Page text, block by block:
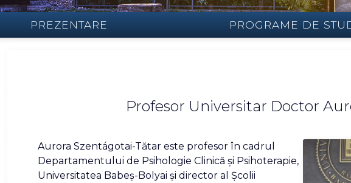
PREZENTARE PROGRAME DE
Profesor Universitar Doctor
Aurora Szentágotai-Tătar este profesor în cadrul
Departamentului de Psihologie Clinică și Psihoterapie,
Universitatea Babeș-Bolyai și director al Școlii